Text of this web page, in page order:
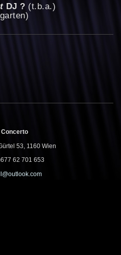
DJ ? (t.b.a.)
Concerto
53, 1160 Wien
62 701 653